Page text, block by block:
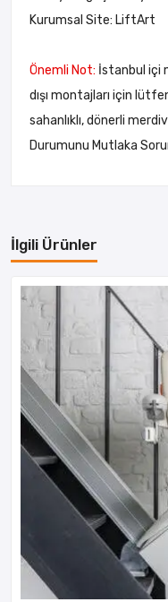
Kurumsal Site: LiftArt
Önemli Not: İstanbul içi
dışı montajları için
sahanlıklı, dönerli
Durumunu Mutlaka
İlgili Ürünler